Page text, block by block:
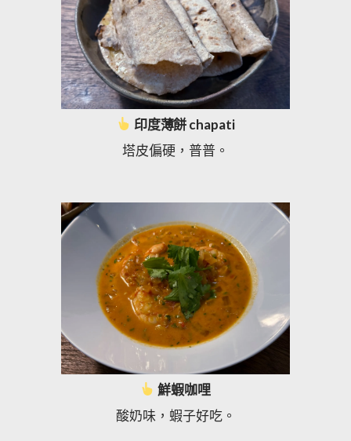
印度薄餅 chapati
塔皮偏硬，普普。
鮮蝦咖哩
酸奶味，蝦子好吃。